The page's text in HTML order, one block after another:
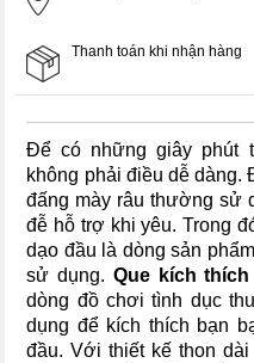
Thanh toán khi nhận hàng
Để có những giây phút
không phải điều dễ dàng.
đấng mày râu thường sử
đễ hỗ trợ khi yêu. Trong
dạo đầu là dòng sản
sử dụng. Que kích
dòng đồ chơi tình dục
dụng để kích thích bạn
đầu. Với thiết kế thon